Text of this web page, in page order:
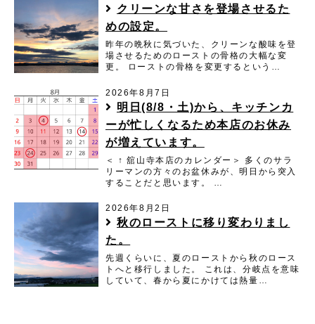
クリーンな甘さを登場させるた
めの設定。
昨年の晩秋に気づいた、クリーンな酸味を登
場させるためのローストの骨格の大幅な変
更。 ローストの骨格を変更するという…
2026年8月7日
明日(8/8・土)から、キッチンカ
ーが忙しくなるため本店のお休み
が増えています。
＜ ↑ 舘山寺本店のカレンダー＞ 多くのサラ
リーマンの方々のお盆休みが、明日から突入
することだと思います。 …
2026年8月2日
秋のローストに移り変わりまし
た。
先週くらいに、夏のローストから秋のロース
トへと移行しました。 これは、分岐点を意味
していて、春から夏にかけては熱量…